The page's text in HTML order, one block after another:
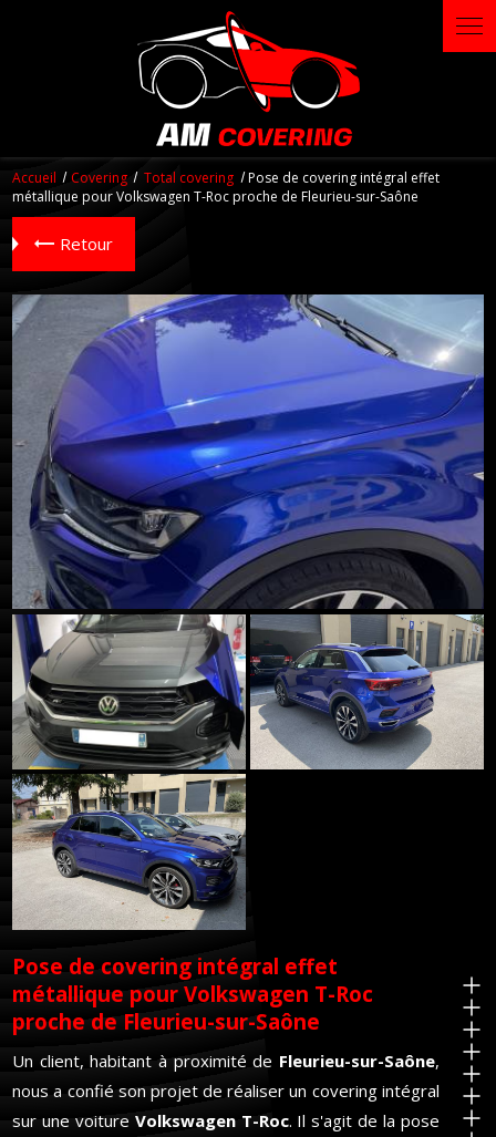
Accueil Covering Total covering
Pose de covering intégral effet
métallique pour Volkswagen T-Roc proche de Fleurieu-sur-Saône
Retour
Pose de covering intégral effet
métallique pour Volkswagen T-Roc
proche de Fleurieu-sur-Saône
Un client, habitant à proximité de Fleurieu-sur-Saône,
nous a confié son projet de réaliser un covering intégral
sur une voiture Volkswagen T-Roc. Il s'agit de la pose
Panneau de gestion des cookies